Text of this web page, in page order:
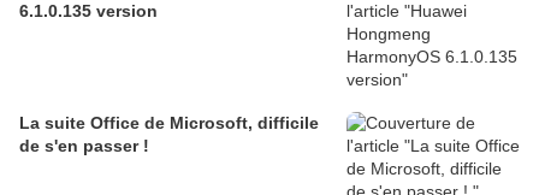
6.1.0.135 version
La suite Office de Microsoft, difficile
de s'en passer !